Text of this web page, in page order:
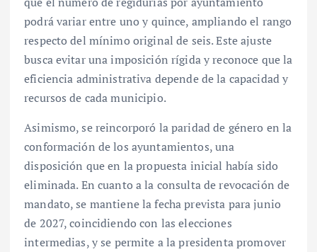
podrá variar entre uno y quince, ampliando el rango
respecto del mínimo original de seis. Este ajuste
busca evitar una imposición rígida y reconoce que la
eficiencia administrativa depende de la capacidad y
recursos de cada municipio.
Asimismo, se reincorporó la paridad de género en la
conformación de los ayuntamientos, una
disposición que en la propuesta inicial había sido
eliminada. En cuanto a la consulta de revocación de
mandato, se mantiene la fecha prevista para junio
de 2027, coincidiendo con las elecciones
intermedias, y se permite a la presidenta promover